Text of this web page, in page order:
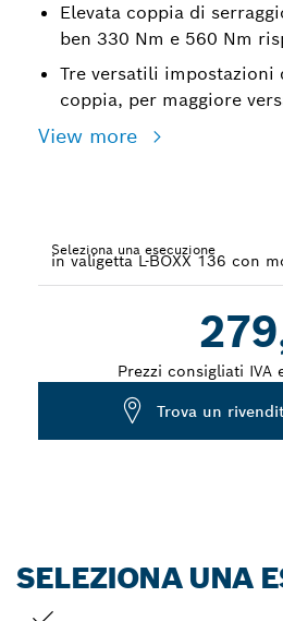
Elevata coppia di
ben 330 Nm e 560 Nm
Tre versatili
coppia, per maggiore
View more
Seleziona una esecuzione
Prezzi consigliati IVA
Trova un
SELEZIONA UNA